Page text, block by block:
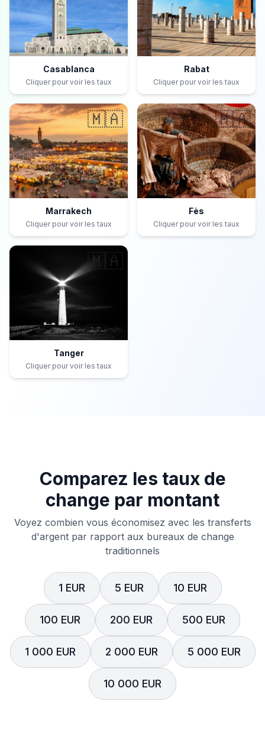
Casablanca
Cliquer pour voir les taux
Rabat
Cliquer pour voir les taux
🇲🇦
Marrakech
Cliquer pour voir les taux
🇲🇦
Fès
Cliquer pour voir les taux
🇲🇦
Tanger
Cliquer pour voir les taux
Comparez les taux de
change par montant
Voyez combien vous économisez avec les transferts
d'argent par rapport aux bureaux de change
traditionnels
1 EUR 5 EUR 10 EUR
100 EUR 200 EUR 500 EUR
1 000 EUR 2 000 EUR 5 000 EUR
10 000 EUR